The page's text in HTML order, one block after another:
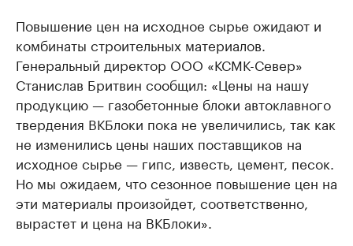
Повышение цен на исходное сырье ожидают и
комбинаты строительных материалов.
Генеральный директор ООО «КСМК-Север»
Станислав Бритвин сообщил: «Цены на нашу
продукцию — газобетонные блоки автоклавного
твердения ВКБлоки пока не увеличились, так как
не изменились цены наших поставщиков на
исходное сырье — гипс, известь, цемент, песок.
Но мы ожидаем, что сезонное повышение цен на
эти материалы произойдет, соответственно,
вырастет и цена на ВКБлоки».